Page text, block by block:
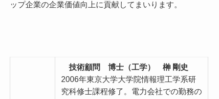
ップ企業の企業価値向上に貢献してまいります。
技術顧問 博士（工学） 榊 剛史
2006年東京大学大学院情報理工学系研
究科修士課程修了。電力会社での勤務の